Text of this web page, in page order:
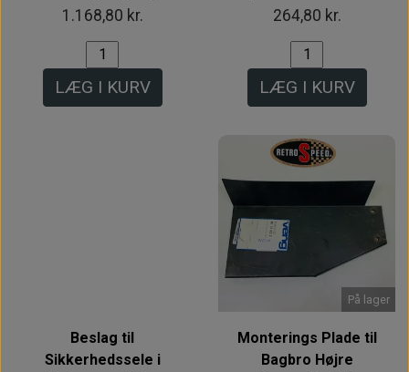
1.168,80 kr.
LÆG I KURV
264,80 kr.
LÆG I KURV
Beslag til
Sikkerhedssele i
På lager
Monterings Plade til
Bagbro Højre